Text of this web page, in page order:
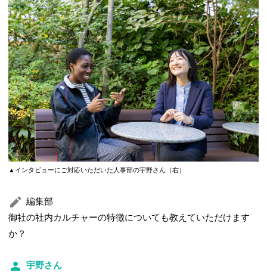
▲インタビューにご対応いただいた人事部の宇野さん（右）
編集部
御社の社内カルチャーの特徴についても教えていただけます
か？
宇野さん